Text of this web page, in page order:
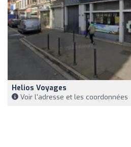
Helios Voyages
Voir l'adresse et les coordonnées